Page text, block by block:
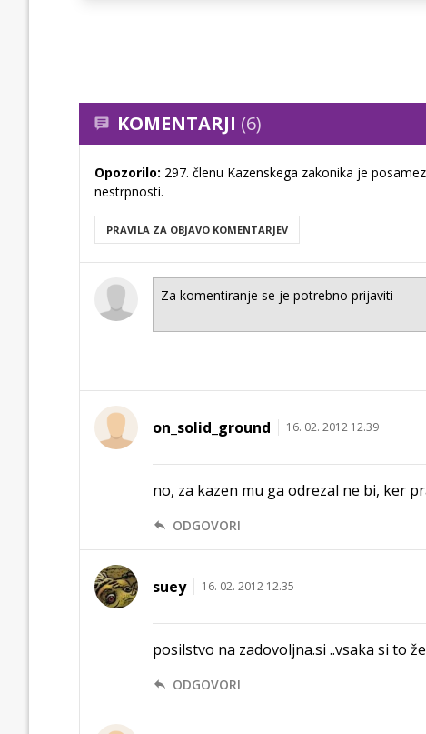
KOMENTARJI (6)
Opozorilo: 297. členu Kazenskega zakonika je
nestrpnosti.
PRAVILA ZA OBJAVO KOMENTARJEV
on_solid_ground 16. 02. 2012 12.39
no, za kazen mu ga odrezal ne bi, ker
ODGOVORI
suey 16. 02. 2012 12.35
posilstvo na zadovoljna.si ..vsaka si to
ODGOVORI